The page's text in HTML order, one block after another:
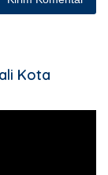
Kota